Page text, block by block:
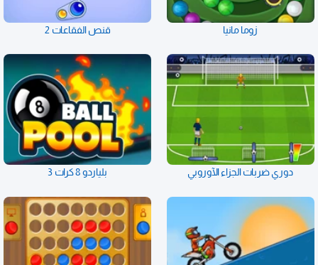
زوما مانيا قنص الفقاعات 2
دوري ضربات الجزاء الآوروبي بلياردو 8 كرات 3